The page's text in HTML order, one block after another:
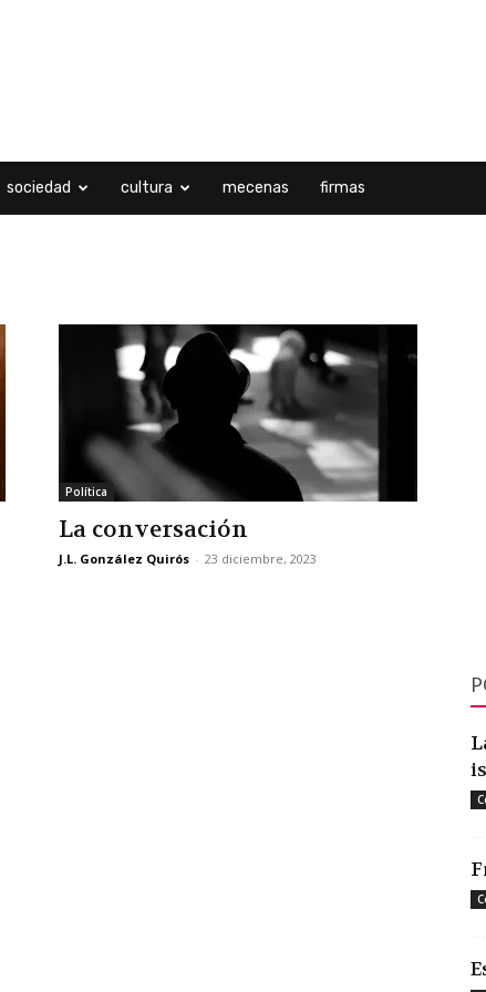
sociedad cultura mecenas firmas
Política
La conversación
J.L. González Quirós - 23 diciembre, 2023